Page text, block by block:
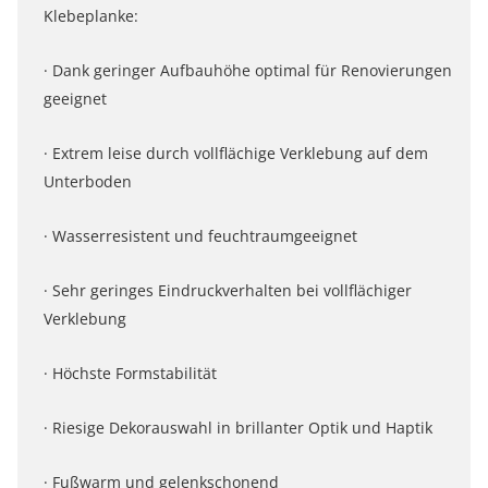
Klebeplanke:
· Dank geringer Aufbauhöhe optimal für Renovierungen
geeignet
· Extrem leise durch vollflächige Verklebung auf dem
Unterboden
· Wasserresistent und feuchtraumgeeignet
· Sehr geringes Eindruckverhalten bei vollflächiger
Verklebung
· Höchste Formstabilität
· Riesige Dekorauswahl in brillanter Optik und Haptik
· Fußwarm und gelenkschonend